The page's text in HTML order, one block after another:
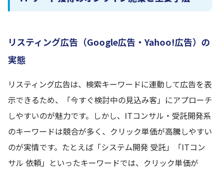
リスティング広告（Google広告・Yahoo!広告）の
実態
リスティング広告は、検索キーワードに連動して広告を表
示できるため、「今すぐ検討中の見込み客」にアプローチ
しやすいのが魅力です。しかし、ITコンサル・受託開発系
のキーワードは競合が多く、クリック単価が高騰しやすい
のが実情です。たとえば「システム開発 受託」「ITコン
サル 依頼」といったキーワードでは、クリック単価が